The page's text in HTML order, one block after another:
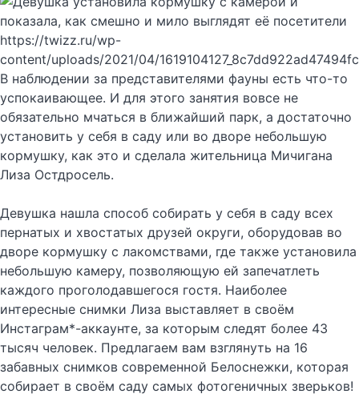
https://twizz.ru/wp-
content/uploads/2021/04/
В наблюдении за представителями фауны есть что-то
успокаивающее. И для этого занятия вовсе не
обязательно мчаться в ближайший парк, а достаточно
установить у себя в саду или во дворе небольшую
кормушку, как это и сделала жительница Мичигана
Лиза Остдросель.
Девушка нашла способ собирать у себя в саду всех
пернатых и хвостатых друзей округи, оборудовав во
дворе кормушку с лакомствами, где также установила
небольшую камеру, позволяющую ей запечатлеть
каждого проголодавшегося гостя. Наиболее
интересные снимки Лиза выставляет в своём
Инстаграм*-аккаунте, за которым следят более 43
тысяч человек. Предлагаем вам взглянуть на 16
забавных снимков современной Белоснежки, которая
собирает в своём саду самых фотогеничных зверьков!